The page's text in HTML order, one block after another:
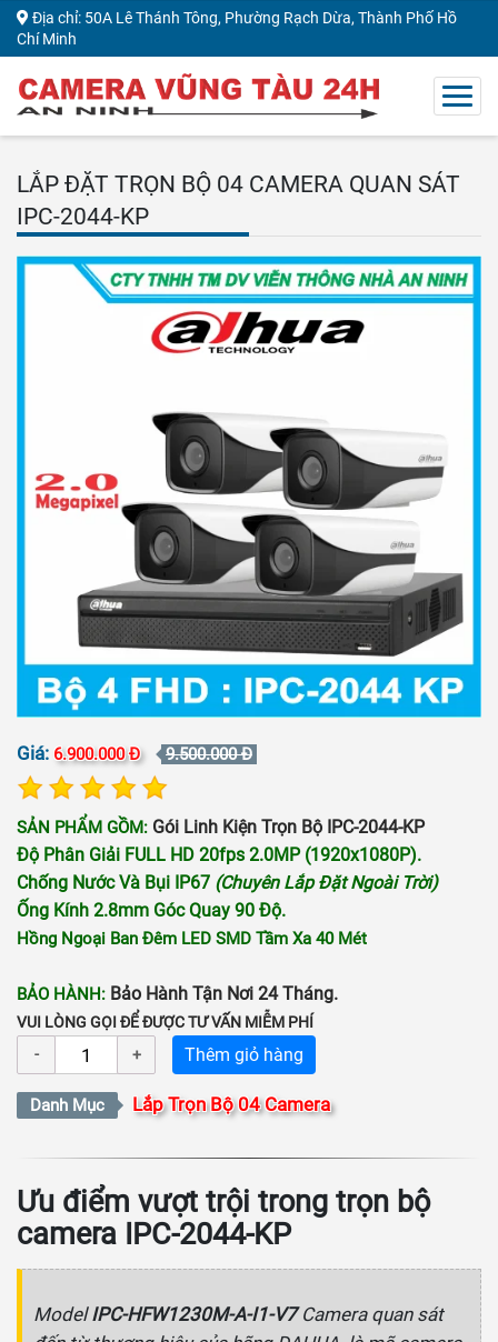
Địa chỉ: 50A Lê Thánh Tông, Phường Rạch Dừa, Thành Phố Hồ
Chí Minh
LẮP ĐẶT TRỌN BỘ 04 CAMERA QUAN SÁT
IPC-2044-KP
Giá: 6.900.000 Đ 9.500.000 Đ
SẢN PHẨM GỒM: Gói Linh Kiện Trọn Bộ IPC-2044-KP
Độ Phân Giải FULL HD 20fps 2.0MP (1920x1080P).
Chống Nước Và Bụi IP67 (chuyên Lắp Đặt Ngoài Trời)
Ống Kính 2.8mm Góc Quay 90 Độ.
Hồng Ngoại Ban Đêm LED SMD Tầm Xa 40 Mét
BẢO HÀNH: Bảo Hành Tận Nơi 24 Tháng.
VUI LÒNG GỌI ĐỂ ĐƯỢC TƯ VẤN MIỄM PHÍ
Thêm giỏ hàng
Danh Mục Lắp Trọn Bộ 04 Camera
Ưu điểm vượt trội trong trọn bộ
camera IPC-2044-KP
ModelIPC-HFW1230M-A-I1-V7Camera quan sát